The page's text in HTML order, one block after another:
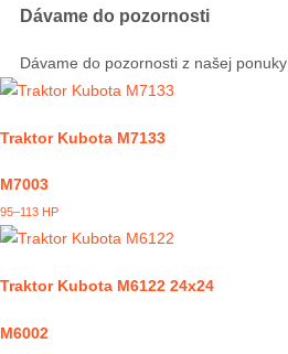
Dávame do pozornosti
Dávame do pozornosti z našej ponuky
Traktor Kubota M7133
M7003
95–113 HP
Traktor Kubota M6122 24x24
M6002